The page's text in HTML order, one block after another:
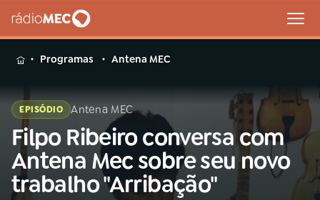
MENU
Buscar
na
Rádio
MEC
Buscar
Programas Antena MEC
EPISÓDIO Antena MEC
Filpo Ribeiro conversa com
Antena Mec sobre seu novo
trabalho "Arribação"